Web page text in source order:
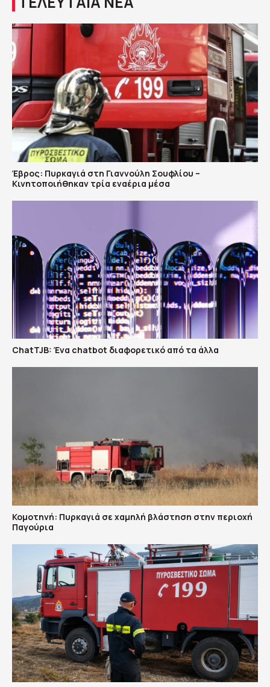
Έβρος: Πυρκαγιά στη Γιαννούλη Σουφλίου –
Κινητοποιήθηκαν τρία εναέρια μέσα
ChatTJB: Ένα chatbot διαφορετικό από τα άλλα
Κομοτηνή: Πυρκαγιά σε χαμηλή βλάστηση στην περιοχή
Παγούρια